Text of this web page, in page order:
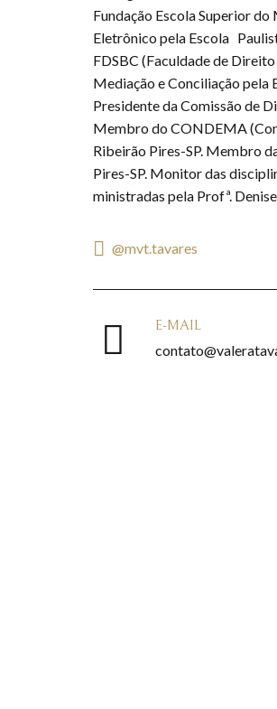
Fundação Escola Superior
Eletrônico pela Escola
FDSBC (Faculdade de
Mediação e Conciliação pela
Presidente da Comissão de
Membro do CONDEMA
Ribeirão Pires-SP. Membro
Pires-SP. Monitor das
ministradas pela Profª.
@mvt.tavares
E-MAIL